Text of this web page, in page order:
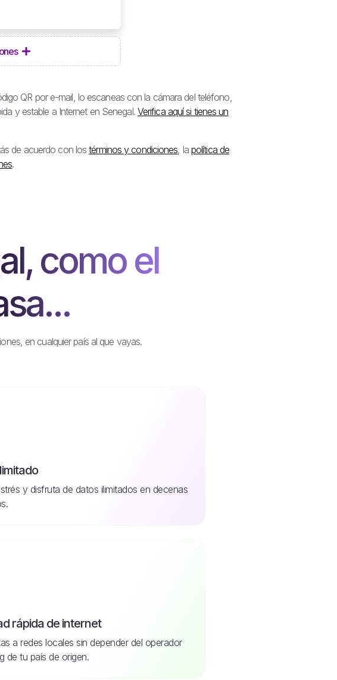
QR por e-mail, lo escaneas con la cámara del teléfono,
y estable a Internet en Senegal. Verifica aquí si tienes un
de acuerdo con lostérminos y condiciones , la política de
.
como el
en cualquier país al que vayas.
y disfruta de datos ilimitados en decenas
rápida de internet
a redes locales sin depender del operador
de tu país de origen.